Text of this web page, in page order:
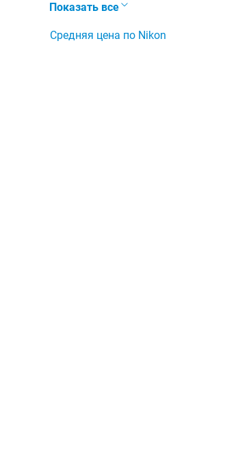
Показать все
Средняя цена по Nikon